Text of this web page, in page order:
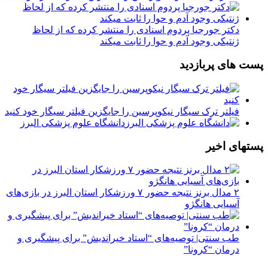
دکتر جورجیا پردوم اسنادی را منتشر کرده که از لحاظ
ژنتیکی وجود آدم و حوا را ثابت میکند
پست های پربازدید
فیلتر ترک سیگار نیکوپرسین را جایگزین فیلتر سیگار خود کنید
دانشگاه علوم پزشکی البرز
پستهای اخیر
۲ مدال برنز نتیجه حضور ۷ ورزشکار استان البرز در بازی‌های
آسیایی هانگژو
طب سنتی| توصیه‌‌های “استاد خیراندیش” برای پیشگیری و
درمان “کرونا”